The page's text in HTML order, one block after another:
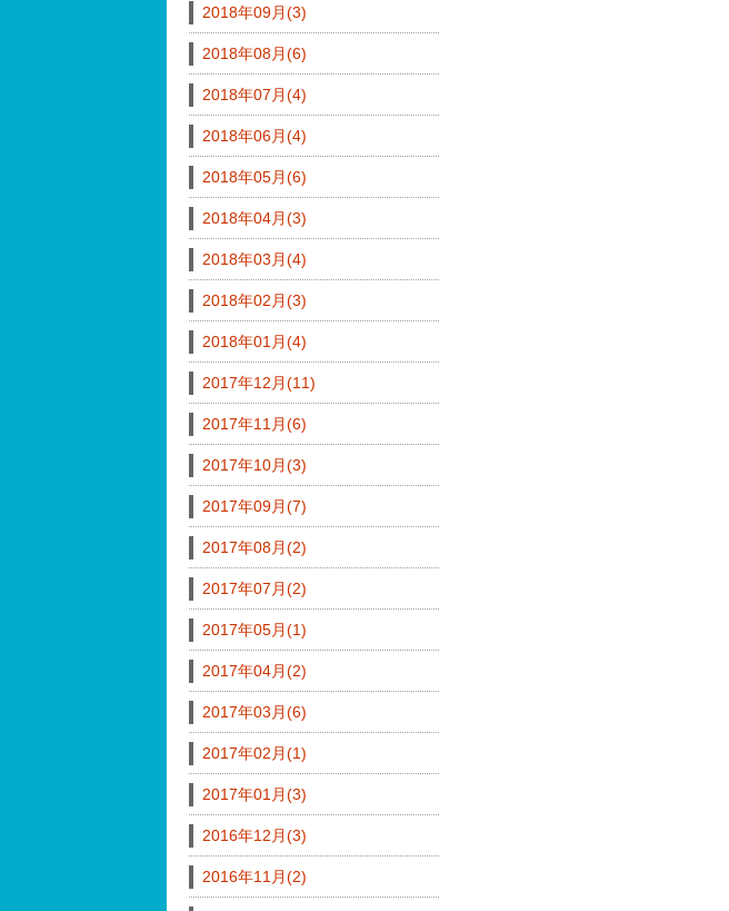
2018年09月(3)
2018年08月(6)
2018年07月(4)
2018年06月(4)
2018年05月(6)
2018年04月(3)
2018年03月(4)
2018年02月(3)
2018年01月(4)
2017年12月(11)
2017年11月(6)
2017年10月(3)
2017年09月(7)
2017年08月(2)
2017年07月(2)
2017年05月(1)
2017年04月(2)
2017年03月(6)
2017年02月(1)
2017年01月(3)
2016年12月(3)
2016年11月(2)